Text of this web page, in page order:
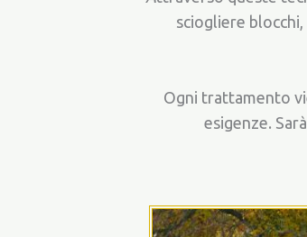
sciogliere
Ogni trattamento
esigenze.